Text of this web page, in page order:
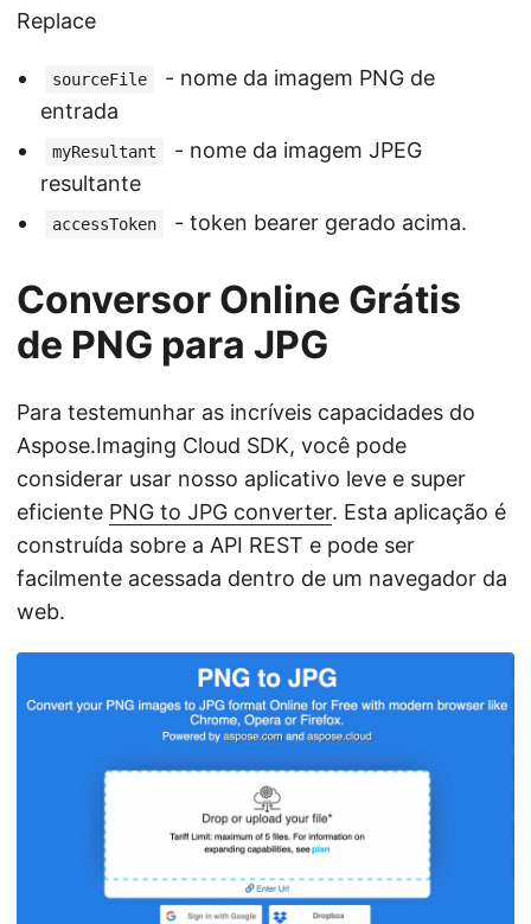
Replace
sourceFile
- nome da imagem PNG de
entrada
myResultant
- nome da imagem JPEG
resultante
accessToken - token bearer gerado acima.
Conversor Online Grátis
de PNG para JPG
Para testemunhar as incríveis capacidades do
Aspose.Imaging Cloud SDK, você pode
considerar usar nosso aplicativo leve e super
eficiente PNG to JPG converter. Esta aplicação é
construída sobre a API REST e pode ser
facilmente acessada dentro de um navegador da
web.